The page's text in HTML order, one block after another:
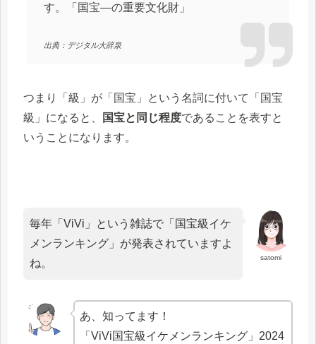
す。「国宝—の重要文化財」
出典：デジタル大辞泉
つまり「級」が「国宝」という名詞に付いて「国宝
級」になると、
国宝と同じ程度であることを表すと
いうことになります。
satomi
毎年「ViVi」という雑誌で「国宝級イケ
メンランキング」が発表されていますよ
ね。
あ、知ってます！
「ViVi国宝級イケメンランキング」2024